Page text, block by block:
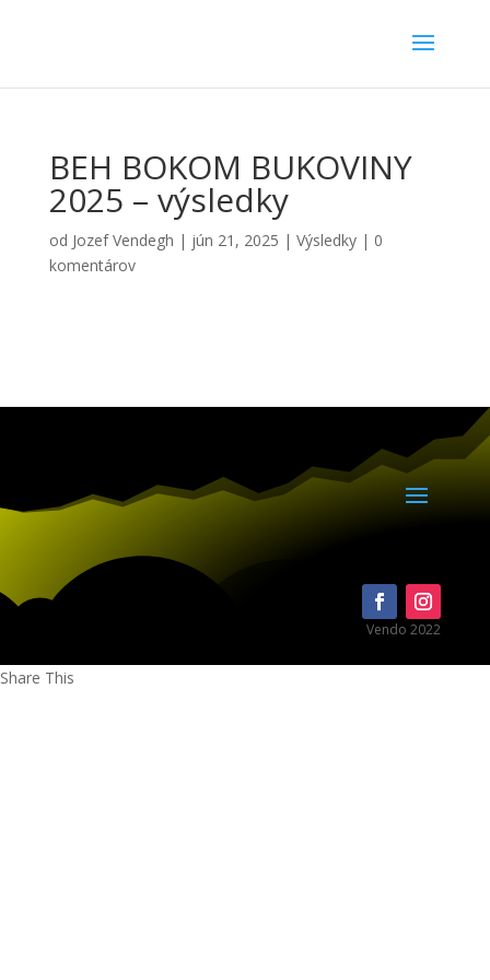
BEH BOKOM BUKOVINY
2025 – výsledky
od Jozef Vendegh | jún 21, 2025 | Výsledky| 0
komentárov
Vendo 2022
Share This